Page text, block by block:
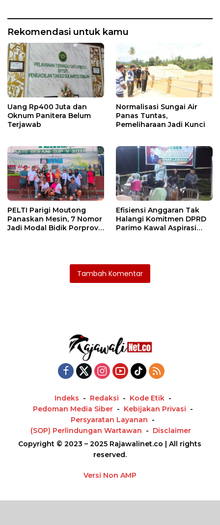
Rekomendasi untuk kamu
Uang Rp400 Juta dan
Oknum Panitera Belum
Terjawab
Normalisasi Sungai Air
Panas Tuntas,
Pemeliharaan Jadi Kunci
PELTI Parigi Moutong
Panaskan Mesin, 7 Nomor
Jadi Modal Bidik Porprov
Efisiensi Anggaran Tak
Halangi Komitmen DPRD
Parimo Kawal Aspirasi
Tambah Komentar
Indeks Redaksi
Kode Etik
Pedoman Media Siber
Kebijakan Privasi
Persyaratan Layanan
(SOP) Perlindungan Wartawan
Disclaimer
Copyright © 2023 – 2025 Rajawalinet.co | All rights
reserved.
Versi Non AMP